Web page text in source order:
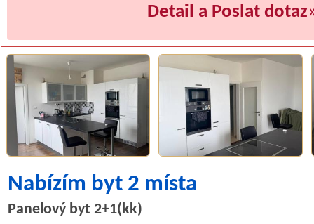
Detail a Poslat dotaz
Nabízím byt 2 místa
Panelový byt 2+1(kk)